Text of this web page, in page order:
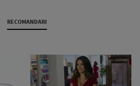
RECOMANDARI